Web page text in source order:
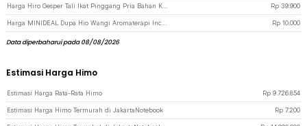
Rp 39.900
Rp 10.000
Data diperbaharui pada 08/08/2026
Estimasi Harga Himo
Estimasi Harga Rata-Rata Himo Rp 9.726.854
Estimasi Harga Himo Termurah di JakartaNotebook Rp 7.200